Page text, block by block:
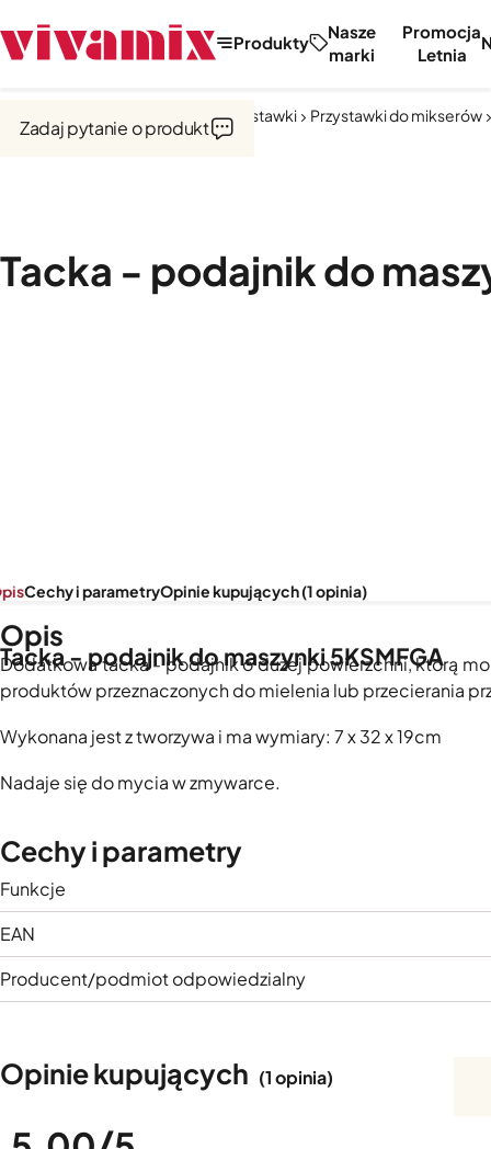
Produkty
Nasze
marki
Promocja
Letnia
Miksery, misy, przystawki Przystawki do mikserów
Tacka - podajnik do
Zadaj pytanie o produkt
Tacka - podajnik do maszynki 5KSMFGA
Cechy i parametryOpinie kupujących (1 opinia)
Opis
Dodatkowa tacka - podajnik o dużej powierzchni, którą
produktów przeznaczonych do mielenia lub przecierania
Wykonana jest z tworzywa i ma wymiary: 7 x 32 x 19cm
Nadaje się do mycia w zmywarce.
Cechy i parametry
Funkcje
EAN
Producent/podmiot odpowiedzialny
Opinie kupujących (1 opinia)